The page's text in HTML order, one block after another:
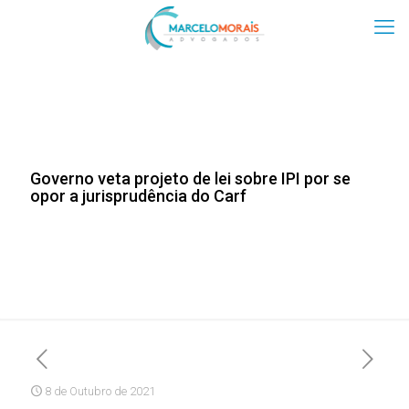
Governo veta projeto de lei sobre IPI por se
opor a jurisprudência do Carf
8 de Outubro de 2021